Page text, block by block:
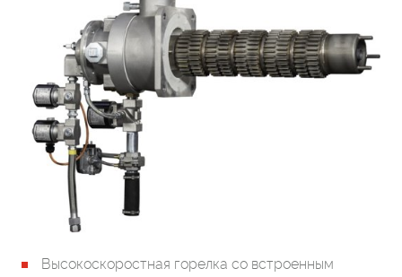
Высокоскоростная горелка со встроенным